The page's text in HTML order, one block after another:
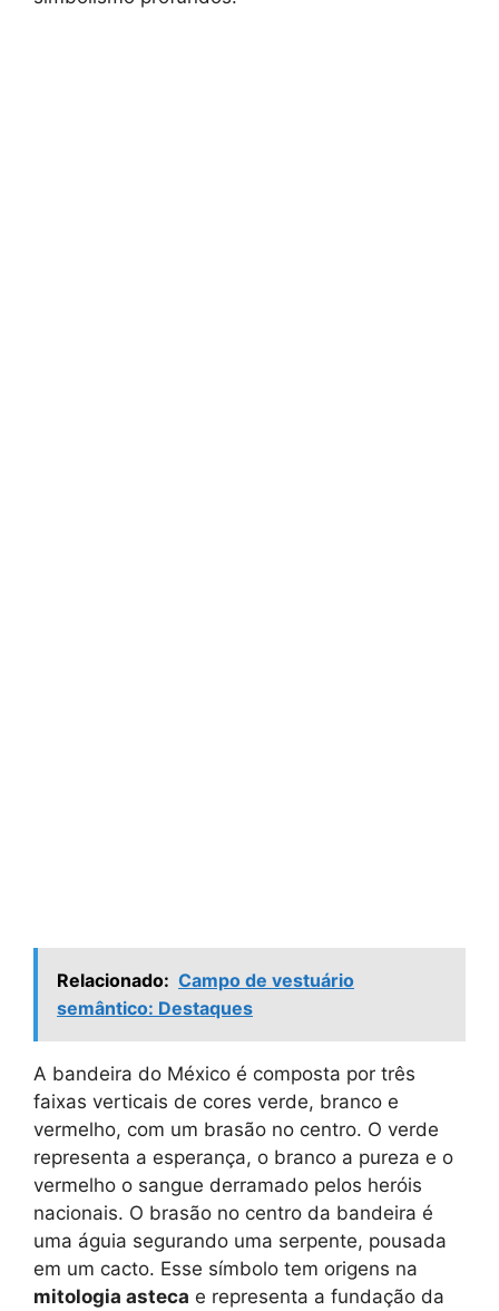
Relacionado: Campo de vestuário
semântico: Destaques
A bandeira do México é composta por três
faixas verticais de cores verde, branco e
vermelho, com um brasão no centro. O verde
representa a esperança, o branco a pureza e o
vermelho o sangue derramado pelos heróis
nacionais. O brasão no centro da bandeira é
uma águia segurando uma serpente, pousada
em um cacto. Esse símbolo tem origens na
mitologia asteca e representa a fundação da